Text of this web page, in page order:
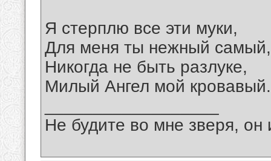
Я стерплю все эти муки,
Для меня ты нежный самый,
Никогда не быть разлуке,
Милый Ангел мой кровавый.
Не будите во мне зверя, он